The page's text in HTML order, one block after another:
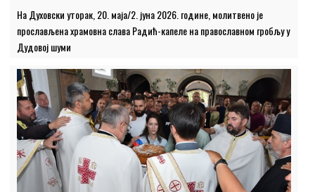
На Духовски уторак, 20. маја/2. јуна 2026. године, молитвено је
прослављена храмовна слава Радић-капеле на православном гробљу у
Дудовој шуми